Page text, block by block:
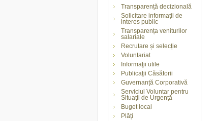
Transparență decizională
Solicitare informații de
interes public
Transparența veniturilor
salariale
Recrutare și selecție
Voluntariat
Informaţii utile
Publicaţii Căsătorii
Guvernanță Corporativă
Serviciul Voluntar pentru
Situații de Urgență
Buget local
Plăți